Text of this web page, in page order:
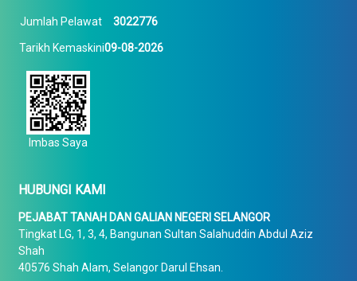
Jumlah Pelawat 3022776
Tarikh Kemaskini09-08-2026
Imbas Saya
HUBUNGI KAMI
PEJABAT TANAH DAN GALIAN NEGERI SELANGOR
Tingkat LG, 1, 3, 4, Bangunan Sultan Salahuddin Abdul Aziz
Shah
40576 Shah Alam, Selangor Darul Ehsan.